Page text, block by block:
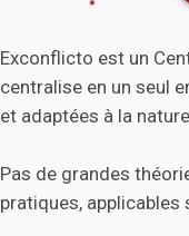
Exconflicto est un
centralise en un seul
et adaptées à la
Pas de grandes
pratiques, applicables